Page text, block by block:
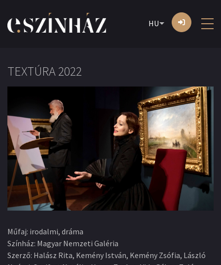
HU
TEXTÚRA 2022
Műfaj: irodalmi, dráma
Színház: Magyar Nemzeti Galéria
Szerző: Halász Rita, Kemény István, Kemény Zsófia, László